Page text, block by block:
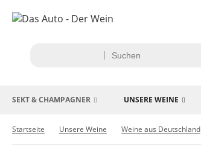
SEKT & CHAMPAGNER UNSERE WEINE
Startseite Unsere Weine Weine aus Deutschland